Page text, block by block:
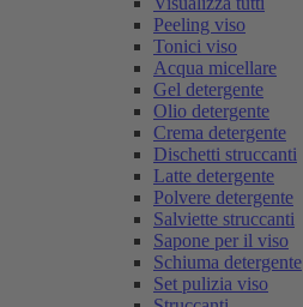
Peeling viso
Tonici viso
Acqua micellare
Gel detergente
Olio detergente
Crema detergente
Dischetti struccanti
Latte detergente
Polvere detergente
Salviette struccanti
Sapone per il viso
Schiuma detergente
Set pulizia viso